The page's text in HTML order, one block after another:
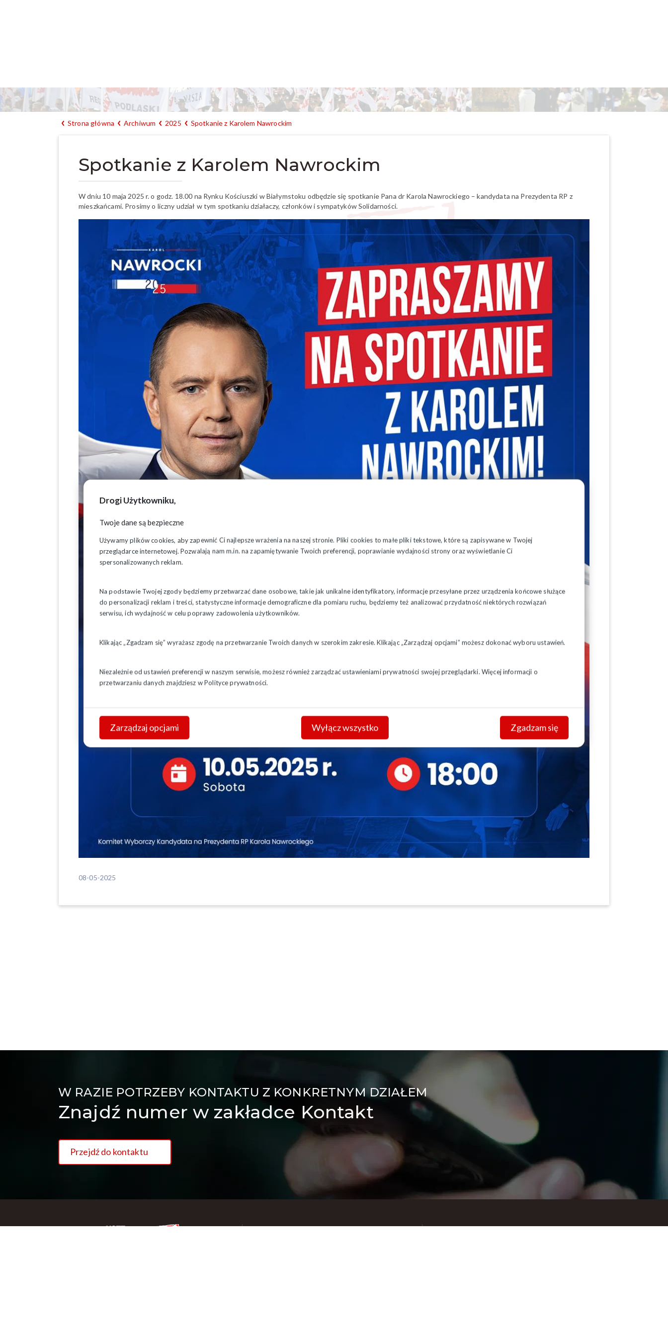
Drogi Użytkowniku,
Twoje dane są bezpieczne
Używamy plików cookies, aby zapewnić Ci najlepsze wrażenia na naszej stronie. Pliki cookies to małe pliki tekstowe, które są zapisywane w Twojej
przeglądarce internetowej. Pozwalają nam m.in. na zapamiętywanie Twoich preferencji, poprawianie wydajności strony oraz wyświetlanie Ci
spersonalizowanych reklam.
Na podstawie Twojej zgody będziemy przetwarzać dane osobowe, takie jak unikalne identyfikatory, informacje przesyłane przez urządzenia końcowe służące
do personalizacji reklam i treści, statystyczne informacje demograficzne dla pomiaru ruchu, będziemy też analizować przydatność niektórych rozwiązań
serwisu, ich wydajność w celu poprawy zadowolenia użytkowników.
Klikając „Zgadzam się” wyrażasz zgodę na przetwarzanie Twoich danych w szerokim zakresie. Klikając „Zarządzaj opcjami” możesz dokonać wyboru ustawień.
Niezależnie od ustawień preferencji w naszym serwisie, możesz również zarządzać ustawieniami prywatności swojej przeglądarki. Więcej informacji o
przetwarzaniu danych znajdziesz wPolityce prywatności.
Zarządzaj opcjami Wyłącz wszystko Zgadzam się
Strona główna Archiwum 2025 Spotkanie z Karolem Nawrockim
Spotkanie z Karolem Nawrockim
W dniu 10 maja 2025 r. o godz. 18.00 na Rynku Kościuszki w Białymstoku odbędzie się spotkanie Pana dr Karola Nawrockiego – kandydata na Prezydenta RP z
mieszkańcami. Prosimy o liczny udział w tym spotkaniu działaczy, członków i sympatyków Solidarności.
08-05-2025
W RAZIE POTRZEBY KONTAKTU Z KONKRETNYM DZIAŁEM
Znajdź numer w zakładce Kontakt
Przejdź do kontaktu